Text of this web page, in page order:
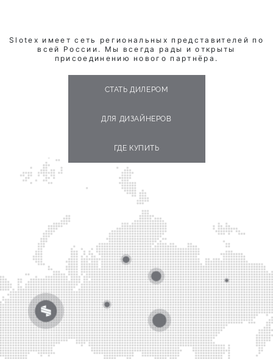
Slotex имеет сеть региональных представителей по
всей России. Мы всегда рады и открыты
присоединению нового партнёра.
СТАТЬ ДИЛЕРОМ
ДЛЯ ДИЗАЙНЕРОВ
ГДЕ КУПИТЬ